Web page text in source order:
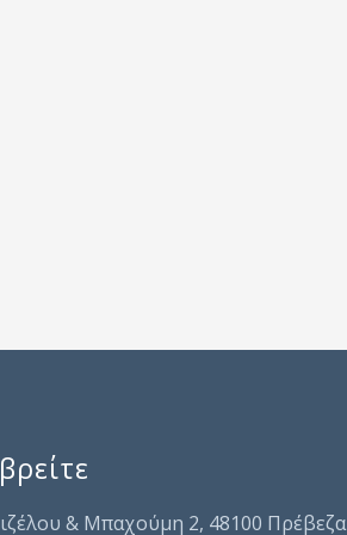
& Μπαχούμη 2, 48100 Πρέβεζα